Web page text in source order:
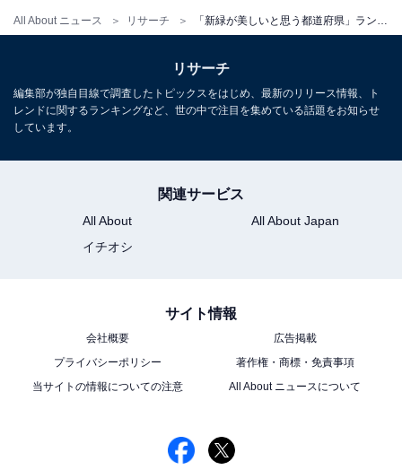
All About ニュース リサーチ
リサーチ
編集部が独自目線で調査したトピックスをはじめ、最新のリリース情報、ト
レンドに関するランキングなど、世の中で注目を集めている話題をお知らせ
しています。
関連サービス
All About
All About Japan
イチオシ
サイト情報
会社概要
広告掲載
プライバシーポリシー
著作権・商標・免責事項
当サイトの情報についての注意
All About ニュースについて